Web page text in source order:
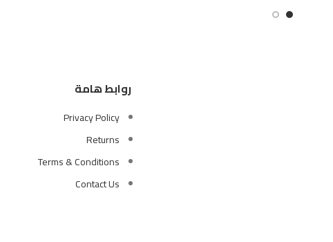
روابط هامة
Privacy Policy
Returns
Terms & Conditions
Contact Us